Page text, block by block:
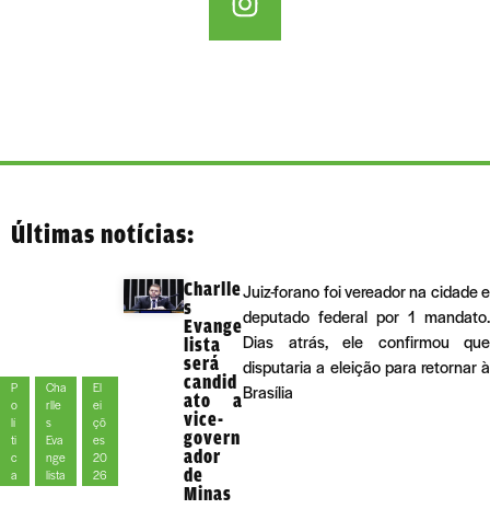
Últimas notícias:
P
o
lí
ti
c
a
Cha
rlle
s
Eva
nge
lista
El
ei
çõ
es
20
26
Charlle
s
Evange
lista
será
candid
ato a
vice-
govern
ador
de
Minas
Juiz-forano foi vereador na cidade e
deputado federal por 1 mandato.
Dias atrás, ele confirmou que
disputaria a eleição para retornar à
Brasília